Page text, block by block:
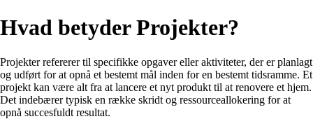
Hvad betyder Projekter?
Projekter refererer til specifikke opgaver eller aktiviteter, der er planlagt
og udført for at opnå et bestemt mål inden for en bestemt tidsramme. Et
projekt kan være alt fra at lancere et nyt produkt til at renovere et hjem.
Det indebærer typisk en række skridt og ressourceallokering for at
opnå succesfuldt resultat.